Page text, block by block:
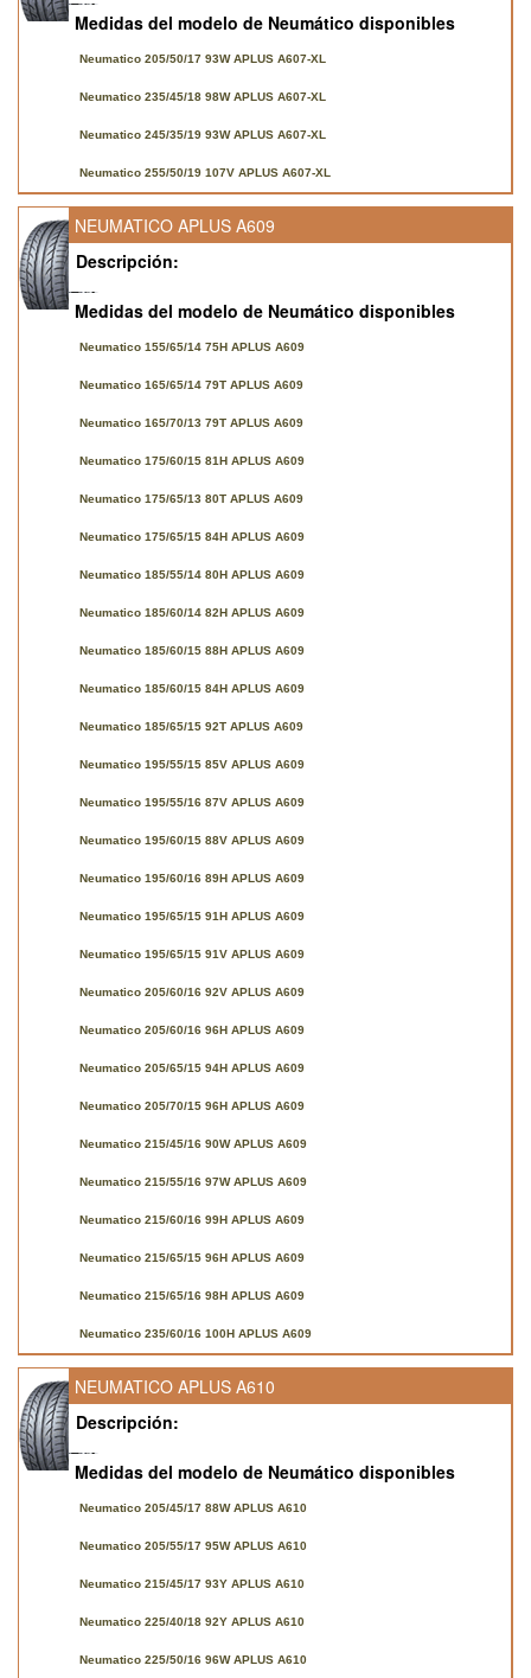
Medidas del modelo de Neumático disponibles
Neumatico 205/50/17 93W APLUS A607-XL
Neumatico 235/45/18 98W APLUS A607-XL
Neumatico 245/35/19 93W APLUS A607-XL
Neumatico 255/50/19 107V APLUS A607-XL
NEUMATICO APLUS A609
Descripción:
Medidas del modelo de Neumático disponibles
Neumatico 155/65/14 75H APLUS A609
Neumatico 165/65/14 79T APLUS A609
Neumatico 165/70/13 79T APLUS A609
Neumatico 175/60/15 81H APLUS A609
Neumatico 175/65/13 80T APLUS A609
Neumatico 175/65/15 84H APLUS A609
Neumatico 185/55/14 80H APLUS A609
Neumatico 185/60/14 82H APLUS A609
Neumatico 185/60/15 88H APLUS A609
Neumatico 185/60/15 84H APLUS A609
Neumatico 185/65/15 92T APLUS A609
Neumatico 195/55/15 85V APLUS A609
Neumatico 195/55/16 87V APLUS A609
Neumatico 195/60/15 88V APLUS A609
Neumatico 195/60/16 89H APLUS A609
Neumatico 195/65/15 91H APLUS A609
Neumatico 195/65/15 91V APLUS A609
Neumatico 205/60/16 92V APLUS A609
Neumatico 205/60/16 96H APLUS A609
Neumatico 205/65/15 94H APLUS A609
Neumatico 205/70/15 96H APLUS A609
Neumatico 215/45/16 90W APLUS A609
Neumatico 215/55/16 97W APLUS A609
Neumatico 215/60/16 99H APLUS A609
Neumatico 215/65/15 96H APLUS A609
Neumatico 215/65/16 98H APLUS A609
Neumatico 235/60/16 100H APLUS A609
NEUMATICO APLUS A610
Descripción:
Medidas del modelo de Neumático disponibles
Neumatico 205/45/17 88W APLUS A610
Neumatico 205/55/17 95W APLUS A610
Neumatico 215/45/17 93Y APLUS A610
Neumatico 225/40/18 92Y APLUS A610
Neumatico 225/50/16 96W APLUS A610